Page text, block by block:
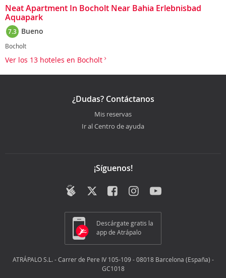
Neat Apartment In Bocholt Near Bahia Erlebnisbad
Aquapark
7.3 Bueno
Bocholt
Ver los 13 hoteles en Bocholt
¿Dudas? Contáctanos
Mis reservas
Ir al Centro de ayuda
¡Síguenos!
Descárgate gratis la
app de Atrápalo
ATRÁPALO S.L. - Carrer de Pere IV 105-109 - 08018 Barcelona (España) -
GC1018